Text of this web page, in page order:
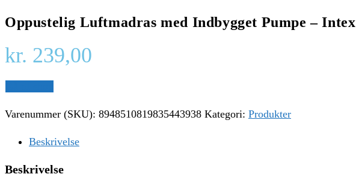
Oppustelig Luftmadras med Indbygget Pumpe – Intex
kr. 239,00
Varenummer (SKU): 8948510819835443938 Kategori: Produkter
Beskrivelse
Beskrivelse